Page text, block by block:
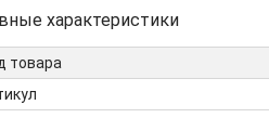
характеристики
товара